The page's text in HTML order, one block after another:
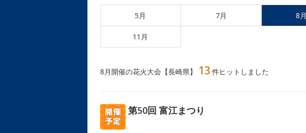
5月 7月 8月
11月
8月開催の花火大会【長崎県】 13 件ヒットしました
第50回 富江まつり